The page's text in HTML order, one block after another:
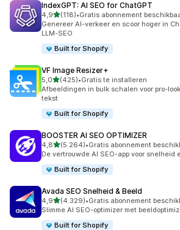
IndexGPT: AI SEO for ChatGPT
4,9van 5 sterren
(118)
118 recensies in totaal
•Gratis abonnement
Genereer AI-verkeer en scoor hoger in
LLM-SEO
Built for Shopify
VF Image Resizer+
5,0van 5 sterren
(425)
425 recensies in totaal
•Gratis te installeren
Afbeeldingen in bulk schalen voor pro-
tekst
Built for Shopify
BOOSTER AI SEO OPTIMIZER
4,8van 5 sterren
(5.264)
5264 recensies in totaal
•Gratis abonnement
De vertrouwde AI SEO-app voor snelheid
Built for Shopify
Avada SEO Snelheid & Beeld
4,9van 5 sterren
(4.329)
4329 recensies in totaal
•Gratis abonnement
Slimme AI SEO-optimizer met
Built for Shopify